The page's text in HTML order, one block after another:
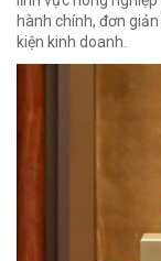
hành chính, đơn
kiện kinh doanh.